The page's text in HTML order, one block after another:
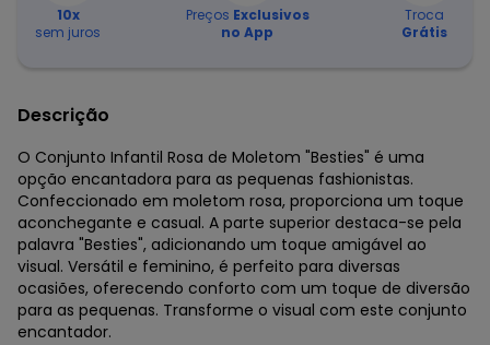
10x
sem juros
Preços Exclusivos
no App
Troca
Grátis
Descrição
O Conjunto Infantil Rosa de Moletom "Besties" é uma
opção encantadora para as pequenas fashionistas.
Confeccionado em moletom rosa, proporciona um toque
aconchegante e casual. A parte superior destaca-se pela
palavra "Besties", adicionando um toque amigável ao
visual. Versátil e feminino, é perfeito para diversas
ocasiões, oferecendo conforto com um toque de diversão
para as pequenas. Transforme o visual com este conjunto
encantador.